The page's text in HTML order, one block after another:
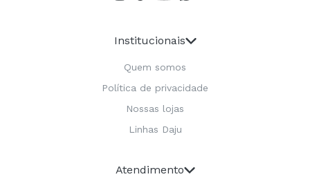
Institucionais
Quem somos
Política de privacidade
Nossas lojas
Linhas Daju
Atendimento